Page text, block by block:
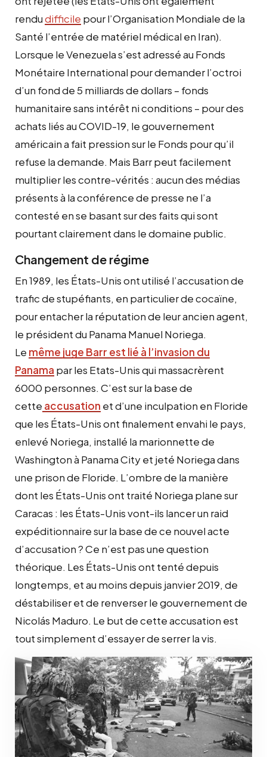
rendudifficile pour l’Organisation Mondiale de la
Santé l’entrée de matériel médical en Iran).
Lorsque le Venezuela s’est adressé au Fonds
Monétaire International pour demander l’octroi
d’un fond de 5 milliards de dollars – fonds
humanitaire sans intérêt ni conditions – pour des
achats liés au COVID-19, le gouvernement
américain a fait pression sur le Fonds pour qu’il
refuse la demande. Mais Barr peut facilement
multiplier les contre-vérités : aucun des médias
présents à la conférence de presse ne l’a
contesté en se basant sur des faits qui sont
pourtant clairement dans le domaine public.
Changement de régime
En 1989, les États-Unis ont utilisé l’accusation de
trafic de stupéfiants, en particulier de cocaïne,
pour entacher la réputation de leur ancien agent,
le président du Panama Manuel Noriega.
Le même juge Barr est lié à l’invasion du
Panama par les Etats-Unis qui massacrèrent
6000 personnes. C’est sur la base de
cette accusation et d’une inculpation en Floride
que les États-Unis ont finalement envahi le pays,
enlevé Noriega, installé la marionnette de
Washington à Panama City et jeté Noriega dans
une prison de Floride. L’ombre de la manière
dont les États-Unis ont traité Noriega plane sur
Caracas : les États-Unis vont-ils lancer un raid
expéditionnaire sur la base de ce nouvel acte
d’accusation ? Ce n’est pas une question
théorique. Les États-Unis ont tenté depuis
longtemps, et au moins depuis janvier 2019, de
déstabiliser et de renverser le gouvernement de
Nicolás Maduro. Le but de cette accusation est
tout simplement d’essayer de serrer la vis.